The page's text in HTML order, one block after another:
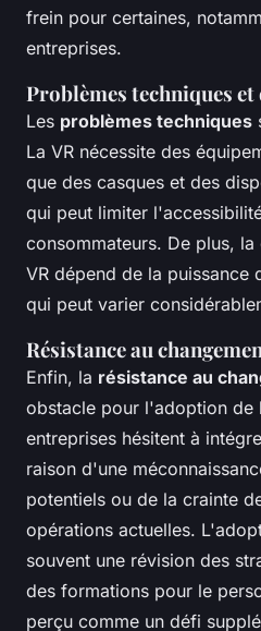
frein pour certaines,
entreprises.
Problèmes techniques
Les problèmes techniques
La VR nécessite des
que des casques et des
qui peut limiter
consommateurs. De plus,
VR dépend de la puissance
qui peut varier
Résistance au
Enfin, la résistance au
obstacle pour l'adoption de
entreprises hésitent à
raison d'une
potentiels ou de la crainte
opérations actuelles.
souvent une révision des
des formations pour le
perçu comme un défi